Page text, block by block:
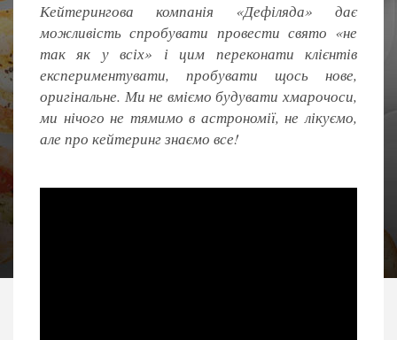
Кейтерингова компанія «Дефіляда» дає
можливість спробувати провести свято «не
так як у всіх» і цим переконати клієнтів
експериментувати, пробувати щось нове,
оригінальне. Ми не вміємо будувати хмарочоси,
ми нічого не тямимо в астрономії, не лікуємо,
але про кейтеринг знаємо все!